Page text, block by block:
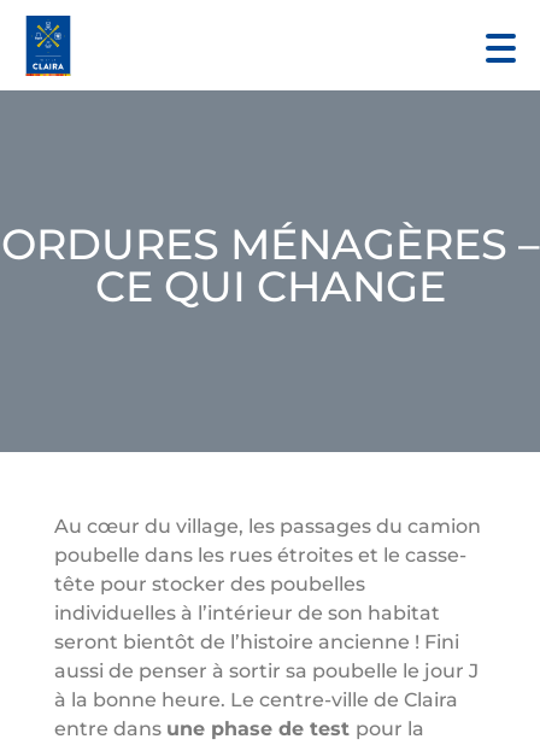
ORDURES MÉNAGÈRES –
CE QUI CHANGE
Au cœur du village, les passages du camion
poubelle dans les rues étroites et le casse-
tête pour stocker des poubelles
individuelles à l’intérieur de son habitat
seront bientôt de l’histoire ancienne ! Fini
aussi de penser à sortir sa poubelle le jour J
à la bonne heure. Le centre-ville de Claira
entre dans une phase de test pour la